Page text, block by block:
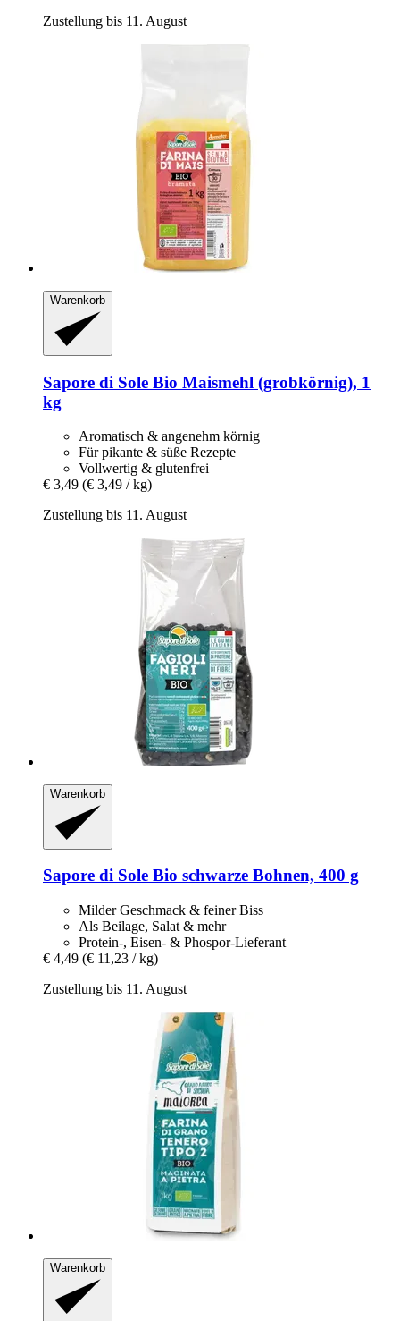
Zustellung bis 11. August
Warenkorb
Sapore di Sole Bio Maismehl (grobkörnig), 1
kg
Aromatisch & angenehm körnig
Für pikante & süße Rezepte
Vollwertig & glutenfrei
€ 3,49 (€ 3,49 / kg)
Zustellung bis 11. August
Warenkorb
Sapore di Sole Bio schwarze Bohnen, 400 g
Milder Geschmack & feiner Biss
Als Beilage, Salat & mehr
Protein-, Eisen- & Phospor-Lieferant
€ 4,49 (€ 11,23 / kg)
Zustellung bis 11. August
Warenkorb